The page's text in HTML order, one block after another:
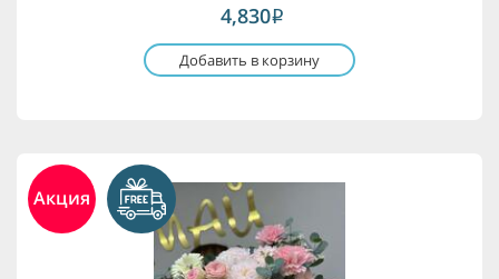
4,830i
Добавить в корзину
Акция